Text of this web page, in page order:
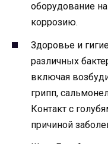
оборудование
коррозию.
Здоровье и
различных
включая
грипп,
Контакт с
причиной